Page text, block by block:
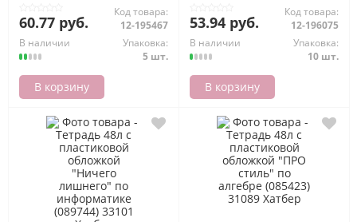
60.77 руб.
Код товара:
12-195467
В наличии
Упаковка:
5 шт.
В корзину
53.94 руб.
Код товара:
12-196075
В наличии
Упаковка:
10 шт.
В корзину